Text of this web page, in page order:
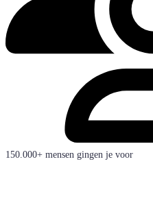
150.000+ mensen gingen je voor